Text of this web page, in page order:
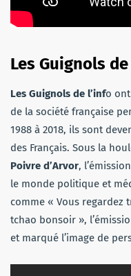
Les Guignols
Les Guignols de l’info
de la société française
1988 à 2018, ils sont
des Français. Sous la
Poivre d’Arvor,
le monde politique et
comme « Vous regardez
tchao bonsoir »,
et marqué l’image de